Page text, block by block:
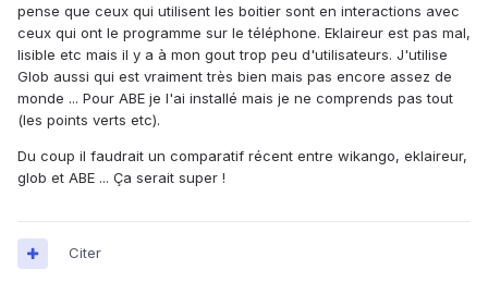
pense que ceux qui utilisent les boitier sont en interactions avec
ceux qui ont le programme sur le téléphone. Eklaireur est pas mal,
lisible etc mais il y a à mon gout trop peu d'utilisateurs. J'utilise
Glob aussi qui est vraiment très bien mais pas encore assez de
monde ... Pour ABE je l'ai installé mais je ne comprends pas tout
(les points verts etc).
Du coup il faudrait un comparatif récent entre wikango, eklaireur,
glob et ABE ... Ça serait super !
Citer